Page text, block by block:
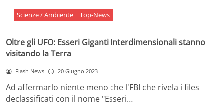
Scienze / Ambiente Top-News
Oltre gli UFO: Esseri Giganti Interdimensionali stanno
visitando la Terra
Flash News 20 Giugno 2023
Ad affermarlo niente meno che l'FBI che rivela i files
declassificati con il nome "Esseri…